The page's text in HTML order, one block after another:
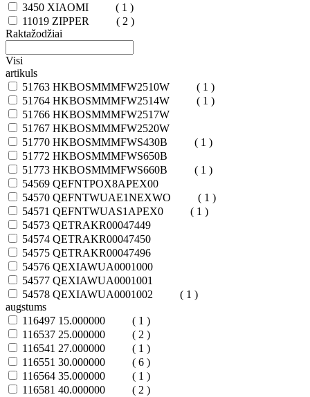
3450 XIAOMI
( 1 )
11019 ZIPPER
( 2 )
Raktažodžiai
Visi
artikuls
51763 HKBOSMMMFW2510W
( 1 )
51764 HKBOSMMMFW2514W
( 1 )
51766 HKBOSMMMFW2517W
51767 HKBOSMMMFW2520W
51770 HKBOSMMMFWS430B
( 1 )
51772 HKBOSMMMFWS650B
51773 HKBOSMMMFWS660B
( 1 )
54569 QEFNTPOX8APEX00
54570 QEFNTWUAE1NEXWO
( 1 )
54571 QEFNTWUAS1APEX0
( 1 )
54573 QETRAKR00047449
54574 QETRAKR00047450
54575 QETRAKR00047496
54576 QEXIAWUA0001000
54577 QEXIAWUA0001001
54578 QEXIAWUA0001002
( 1 )
augstums
116497 15.000000
( 1 )
116537 25.000000
( 2 )
116541 27.000000
( 1 )
116551 30.000000
( 6 )
116564 35.000000
( 1 )
116581 40.000000
( 2 )